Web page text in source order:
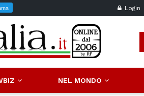
Login
NEL MONDO